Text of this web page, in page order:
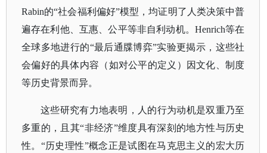
Rabin的“社会福利偏好”模型，均证明了人类决策中普
遍存在利他、互惠、公平等非自利动机。Henrich等在
全球多地进行的“最后通牒博弈”实验更揭示，这些社
会偏好的具体内容（如对公平的定义）因文化、制度
等历史背景而异。
这些研究有力地表明，人的行为动机是双重乃至
多重的，且其“非经济”维度具有深刻的地方性与历史
性。“历史理性”概念正是试图在马克思主义的宏大历